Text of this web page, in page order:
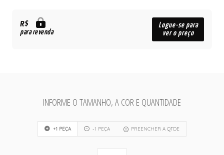
R$
para revenda
Logue-se para
ver o preço
INFORME O TAMANHO, A COR E QUANTIDADE
+1 PEÇA -1 PEÇA PREENCHER A QTDE